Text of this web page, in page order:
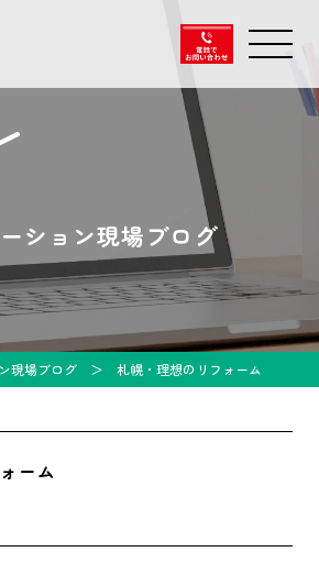
ション現場ブログ
現場ブログ 札幌・理想のリフォーム
ーム